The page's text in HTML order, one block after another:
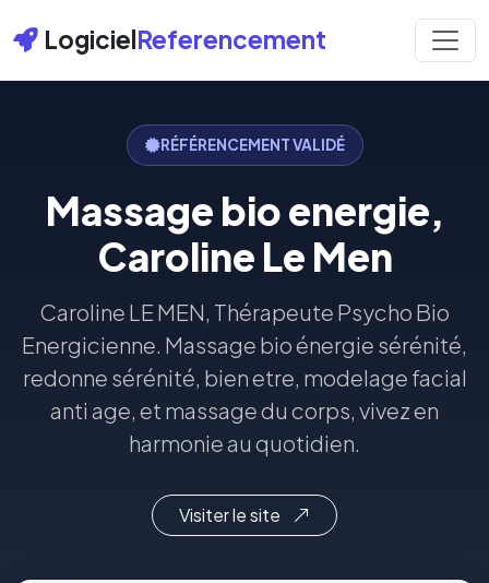
LogicielReferencement
RÉFÉRENCEMENT VALIDÉ
Massage bio energie,
Caroline Le Men
Caroline LE MEN, Thérapeute Psycho Bio
Energicienne. Massage bio énergie sérénité,
redonne sérénité, bien etre, modelage facial
anti age, et massage du corps, vivez en
harmonie au quotidien.
Visiter le site